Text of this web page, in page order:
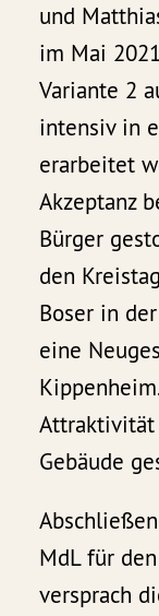
und
im Mai
Variante 2
intensiv in
erarbeitet
Akzeptanz
Bürger
den
Boser in
eine
Attraktivität
Gebäude
MdL für
versprach